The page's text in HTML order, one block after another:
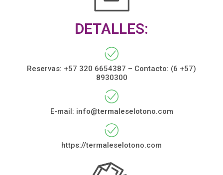
DETALLES:
Reservas: +57 320 6654387 – Contacto: (6 +57)
8930300
E-mail: info@termaleselotono.com
https://termaleselotono.com